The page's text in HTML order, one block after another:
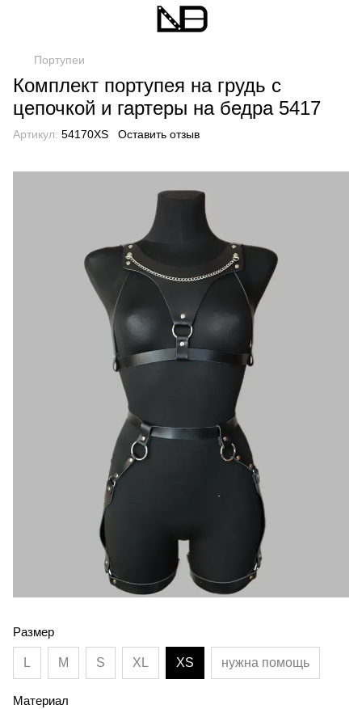
Портупеи
Комплект портупея на грудь с
цепочкой и гартеры на бедра 5417
Артикул: 54170XS Оставить отзыв
Размер
L M S XL XS нужна помощь
Материал